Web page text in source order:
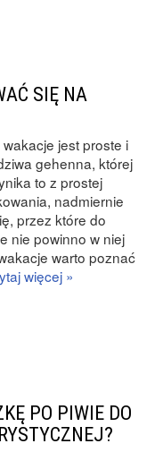
SIĘ NA
jest proste i
gehenna, której
to z prostej
nadmiernie
przez które do
nie powinno w niej
warto poznać
więcej »
PO PIWIE DO